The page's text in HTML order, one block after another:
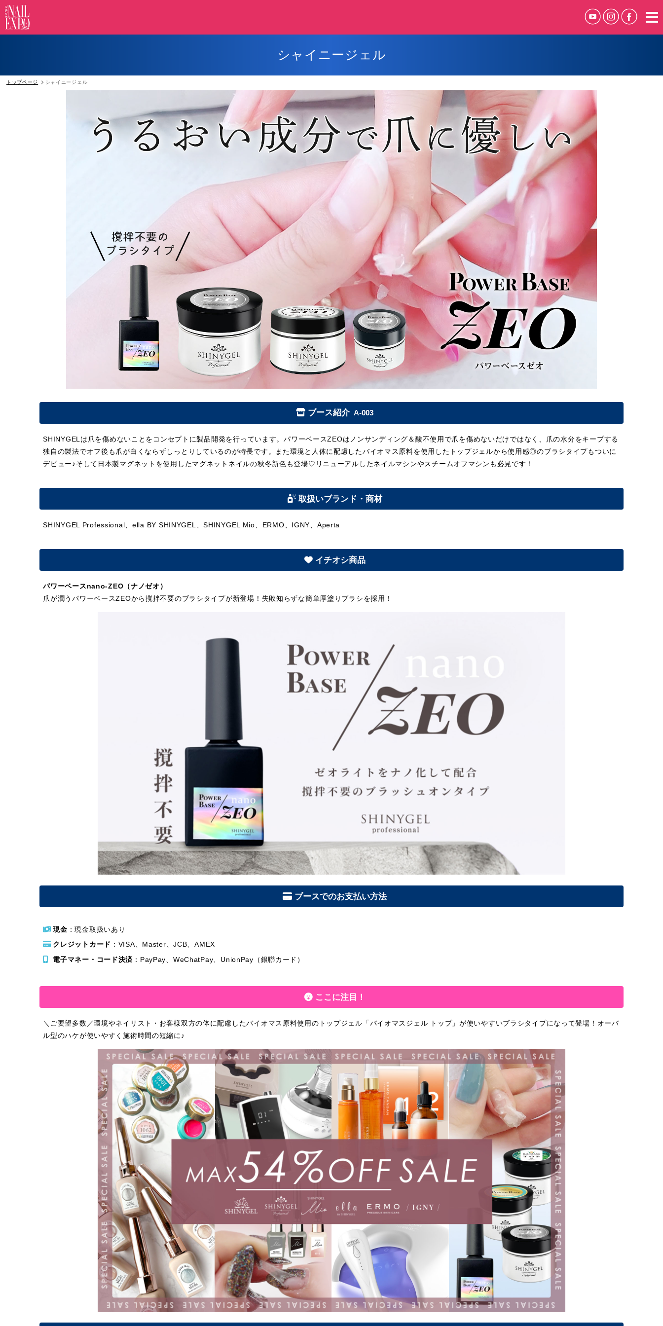
シャイニージェル
トップページ シャイニージェル
ブース紹介 A-003
SHINYGELは爪を傷めないことをコンセプトに製品開発を行っています。パワーベースZEOはノンサンディング＆酸不使用で爪を傷めないだけではなく、爪の水分をキープする
独自の製法でオフ後も爪が白くならずしっとりしているのが特長です。また環境と人体に配慮したバイオマス原料を使用したトップジェルから使用感◎のブラシタイプもついに
デビュー♪そして日本製マグネットを使用したマグネットネイルの秋冬新色も登場♡リニューアルしたネイルマシンやスチームオフマシンも必見です！
取扱いブランド・商材
SHINYGEL Professional、ella BY SHINYGEL、SHINYGEL Mio、ERMO、IGNY、Aperta
イチオシ商品
パワーベースnano-ZEO（ナノゼオ）
爪が潤うパワーベースZEOから撹拌不要のブラシタイプが新登場！失敗知らずな簡単厚塗りブラシを採用！
ブースでのお支払い方法
現金 ：現金取扱いあり
クレジットカード ：VISA、Master、JCB、AMEX
電子マネー・コード決済 ：PayPay、WeChatPay、UnionPay（銀聯カード）
ここに注目！
＼ご要望多数／環境やネイリスト・お客様双方の体に配慮したバイオマス原料使用のトップジェル「バイオマスジェル トップ」が使いやすいブラシタイプになって登場！オーバ
ル型のハケが使いやすく施術時間の短縮に♪